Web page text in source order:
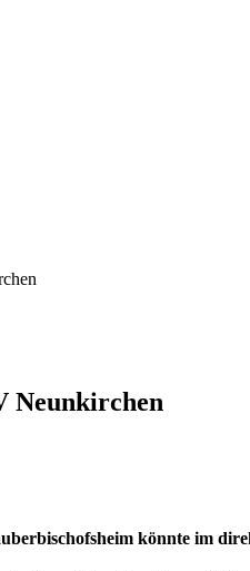
Neunkirchen
könnte im